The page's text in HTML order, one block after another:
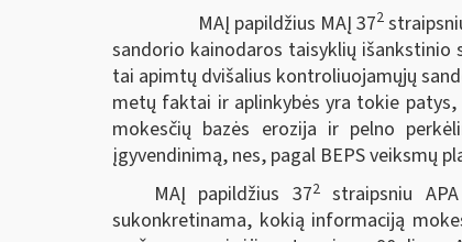
MAĮ papildžius MAĮ 372
sandorio kainodaros taisyklių
tai apimtų dvišalius kontroliuojamųjų
metų faktai ir aplinkybės yra tokie
mokesčių bazės erozija ir pelno
įgyvendinimą, nes, pagal BEPS veiksmų
MAĮ papildžius 372straipsniu
sukonkretinama, kokią informaciją